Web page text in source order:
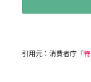
引用元：消費者庁「